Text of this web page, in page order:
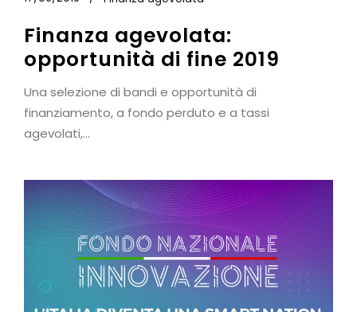
Finanza agevolata:
opportunità di fine 2019
Una selezione di bandi e opportunità di
finanziamento, a fondo perduto e a tassi
agevolati,...